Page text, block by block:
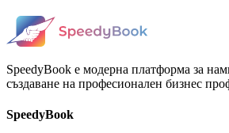
SpeedyBook е модерна платформа за
създаване на професионален бизнес
SpeedyBook